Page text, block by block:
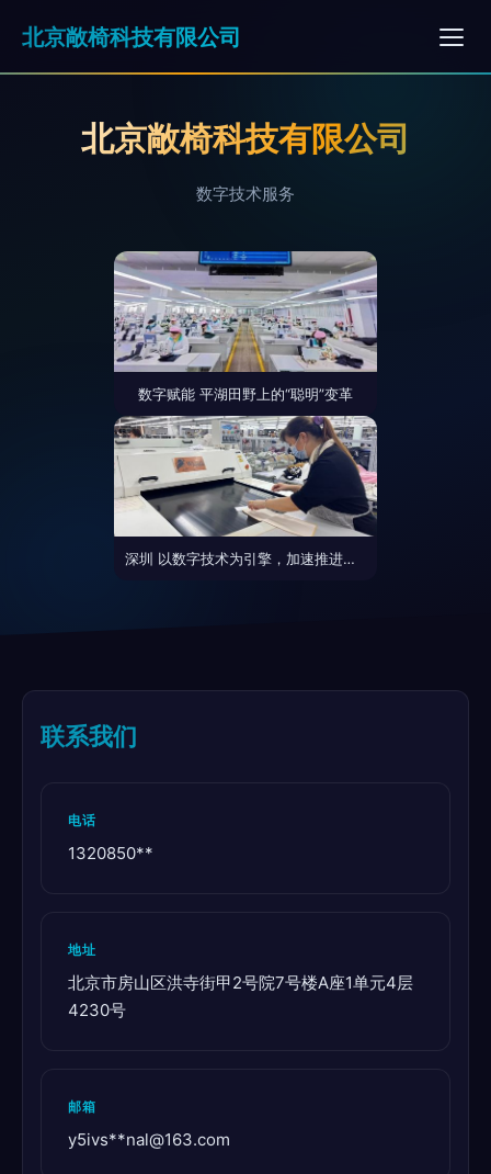
北京敞椅科技有限公司
北京敞椅科技有限公司
数字技术服务
数字赋能 平湖田野上的“聪明”变革
深圳 以数字技术为引擎，加速推进时尚产业数字化转型
联系我们
电话
1320850**
地址
北京市房山区洪寺街甲2号院7号楼A座1单元4层
4230号
邮箱
y5ivs**nal@163.com